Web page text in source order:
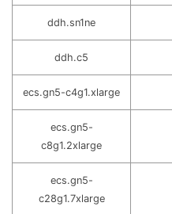
ddh.sn1ne
ddh.c5
ecs.gn5-c4g1.xlarge
ecs.gn5-
c8g1.2xlarge
ecs.gn5-
c28g1.7xlarge